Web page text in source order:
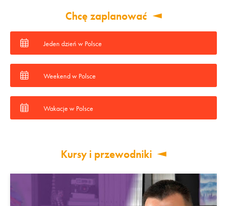
Chcę zaplanować
Jeden dzień w Polsce
Weekend w Polsce
Wakacje w Polsce
Kursy i przewodniki